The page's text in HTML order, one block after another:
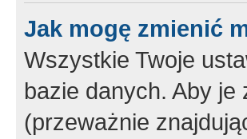
Jak mogę zmienić
Wszystkie Twoje
bazie danych. Aby
(przeważnie